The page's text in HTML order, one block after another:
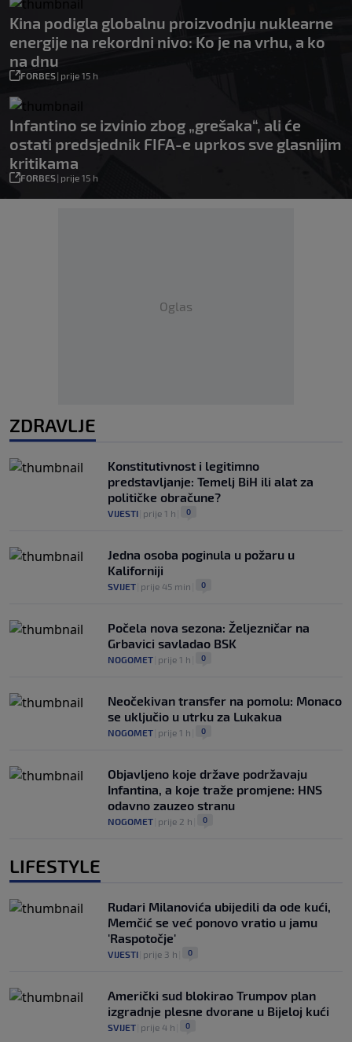
Kina podigla globalnu proizvodnju nuklearne
energije na rekordni nivo: Ko je na vrhu, a ko
na dnu
FORBES| prije 15 h
Infantino se izvinio zbog „grešaka“, ali će
ostati predsjednik FIFA-e uprkos sve glasnijim
kritikama
FORBES| prije 15 h
Oglas
ZDRAVLJE
Konstitutivnost i legitimno
predstavljanje: Temelj BiH ili alat za
političke obračune?
VIJESTI prije 1 h 0
Jedna osoba poginula u požaru u
Kaliforniji
SVIJET prije 45 min 0
Počela nova sezona: Željezničar na
Grbavici savladao BSK
NOGOMET prije 1 h 0
Neočekivan transfer na pomolu: Monaco
se uključio u utrku za Lukakua
NOGOMET prije 1 h 0
Objavljeno koje države podržavaju
Infantina, a koje traže promjene: HNS
odavno zauzeo stranu
NOGOMET prije 2 h 0
LIFESTYLE
Rudari Milanovića ubijedili da ode kući,
Memčić se već ponovo vratio u jamu
'Raspotočje'
VIJESTI prije 3 h 0
Američki sud blokirao Trumpov plan
izgradnje plesne dvorane u Bijeloj kući
SVIJET prije 4 h 0